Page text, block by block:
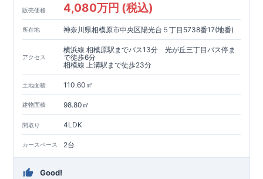
販売価格 4,080万円 (税込)
所在地 神奈川県相模原市中央区陽光台５丁目5738番17(地番)
アクセス
横浜線 相模原駅までバス13分 光が丘三丁目バス停ま
で徒歩6分
相模線 上溝駅まで徒歩23分
土地面積 110.60㎡
建物面積 98.80㎡
間取り 4LDK
カースペース 2台
Good!